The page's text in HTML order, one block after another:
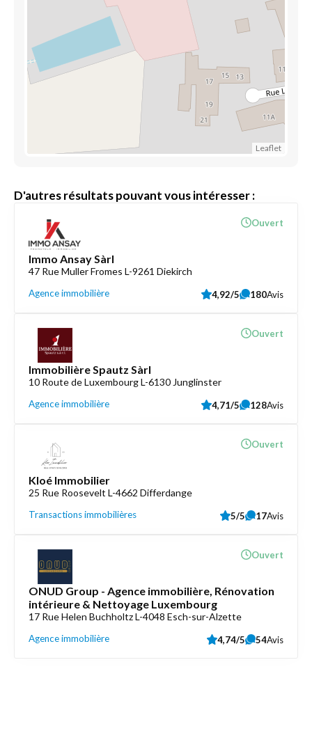
Leaflet
D'autres résultats pouvant vous intéresser :
Immo Ansay Sàrl
47 Rue Muller Fromes L-9261 Diekirch
Agence immobilière
Ouvert
4,92/5 180Avis
Immobilière Spautz Sàrl
10 Route de Luxembourg L-6130 Junglinster
Agence immobilière
Ouvert
4,71/5 128Avis
Kloé Immobilier
25 Rue Roosevelt L-4662 Differdange
Transactions immobilières
Ouvert
5/5 17Avis
ONUD Group - Agence immobilière, Rénovation
intérieure & Nettoyage Luxembourg
17 Rue Helen Buchholtz L-4048 Esch-sur-Alzette
Agence immobilière
Ouvert
4,74/5 54Avis